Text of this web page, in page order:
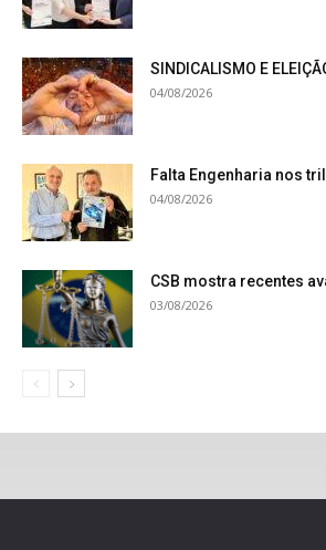
SINDICALISMO E
04/08/2026
Falta Engenharia nos
04/08/2026
CSB mostra recentes
03/08/2026